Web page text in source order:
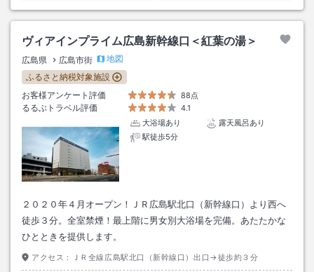
ヴィアインプライム広島新幹線口＜紅葉の湯＞
広島県 広島市街
地図
ふるさと納税対象施設
お客様アンケート評価
88点
るるぶトラベル評価
4.1
大浴場あり
露天風呂あり
駅徒歩5分
２０２０年４月オープン！ＪＲ広島駅北口（新幹線口）より西へ
徒歩３分。全室禁煙！最上階に男女別大浴場を完備。あたたかな
ひとときを提供します。
アクセス： ＪＲ全線広島駅北口（新幹線口）出口→徒歩約３分